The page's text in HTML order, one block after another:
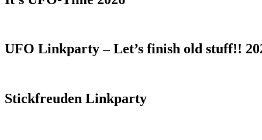
UFO Linkparty – Let’s finish old stuff!!
Stickfreuden Linkparty